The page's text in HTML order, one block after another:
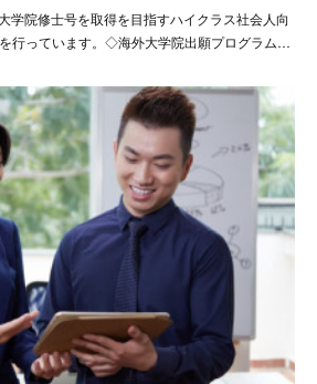
学院修士号を取得を目指すハイクラス社会人向
行っています。◇海外大学院出願プログラム…